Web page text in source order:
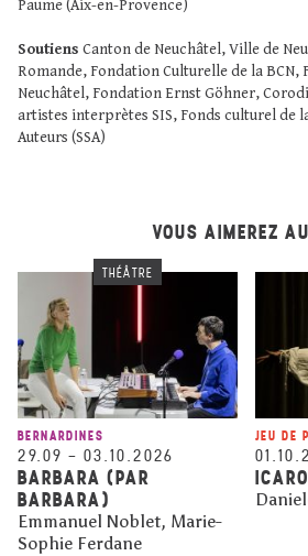
Paume (Aix-en-Provence)
Soutiens Canton de Neuchâtel, Ville de
Romande, Fondation Culturelle de la BCN,
Neuchâtel, Fondation Ernst Göhner,
artistes interprètes SIS, Fonds culturel de
Auteurs (SSA)
VOUS AIMEREZ
THÉÂTRE
BERNARDINES
29.09 – 03.10.2026
BARBARA (PAR
BARBARA)
Emmanuel Noblet, Marie-
Sophie Ferdane
JEU DE
ICARO